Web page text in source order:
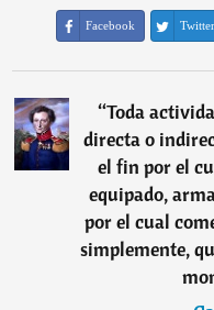
Facebook Twitter
“Toda
directa o
el fin por el
equipado,
por el cual
simplemente,